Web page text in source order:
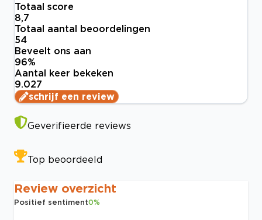
Totaal score
8,7
Totaal aantal beoordelingen
54
Beveelt ons aan
96%
Aantal keer bekeken
9.027
schrijf een review
Geverifieerde reviews
Top beoordeeld
Review overzicht
Positief sentiment0%